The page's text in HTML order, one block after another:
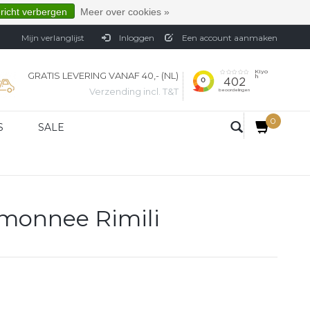
Mijn verlanglijst Inloggen Een account aanmaken
GRATIS LEVERING VANAF 40,- (NL)
Verzending incl. T&T
SALE
0
Rimili
verbergen Meer over cookies »